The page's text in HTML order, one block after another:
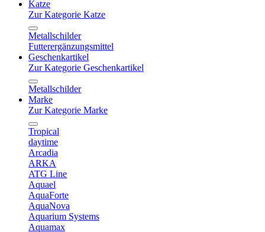
Katze
Zur Kategorie Katze
Metallschilder
Futterergänzungsmittel
Geschenkartikel
Zur Kategorie Geschenkartikel
Metallschilder
Marke
Zur Kategorie Marke
Tropical
daytime
Arcadia
ARKA
ATG Line
Aquael
AquaForte
AquaNova
Aquarium Systems
Aquamax